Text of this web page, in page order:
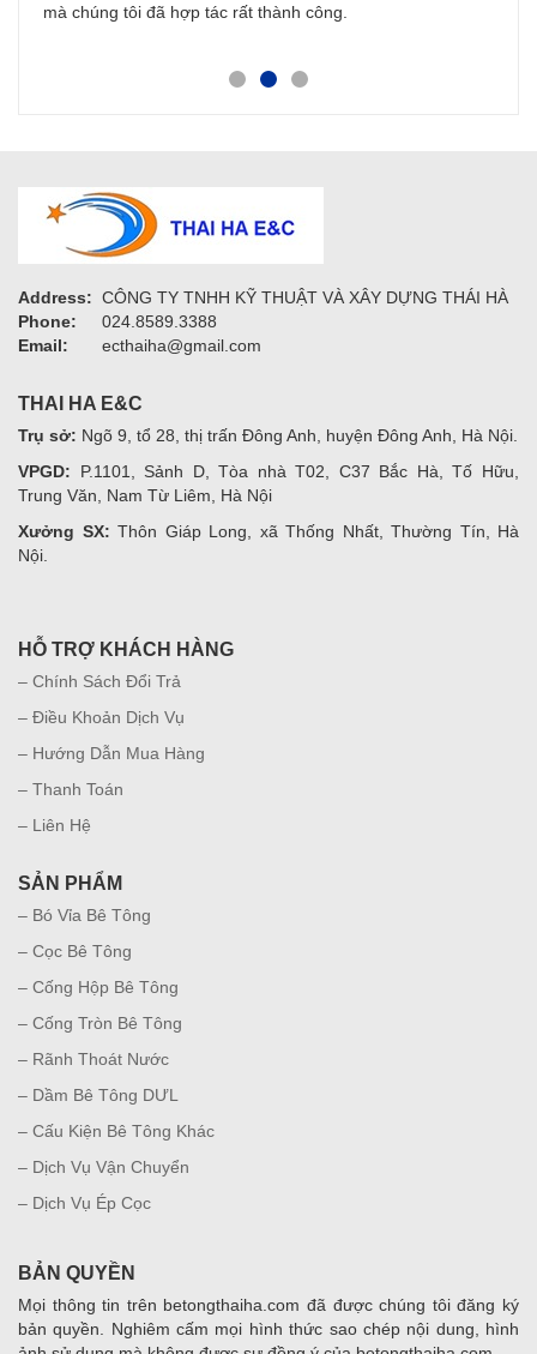
mà chúng tôi đã hợp tác rất thành công.
Address: CÔNG TY TNHH KỸ THUẬT VÀ XÂY DỰNG THÁI HÀ
Phone:
024.8589.3388
Email:
ecthaiha@gmail.com
THAI HA E&C
Trụ sở: Ngõ 9, tổ 28, thị trấn Đông Anh, huyện Đông Anh, Hà Nội.
VPGD: P.1101, Sảnh D, Tòa nhà T02, C37 Bắc Hà, Tố Hữu,
Trung Văn, Nam Từ Liêm, Hà Nội
Xưởng SX: Thôn Giáp Long, xã Thống Nhất, Thường Tín, Hà
Nội.
HỖ TRỢ KHÁCH HÀNG
– Chính Sách Đổi Trả
– Điều Khoản Dịch Vụ
– Hướng Dẫn Mua Hàng
– Thanh Toán
– Liên Hệ
SẢN PHẨM
– Bó Vỉa Bê Tông
– Cọc Bê Tông
– Cống Hộp Bê Tông
– Cống Tròn Bê Tông
– Rãnh Thoát Nước
– Dầm Bê Tông DƯL
– Cấu Kiện Bê Tông Khác
– Dịch Vụ Vận Chuyển
– Dịch Vụ Ép Cọc
BẢN QUYỀN
Mọi thông tin trên betongthaiha.com đã được chúng tôi đăng ký
bản quyền. Nghiêm cấm mọi hình thức sao chép nội dung, hình